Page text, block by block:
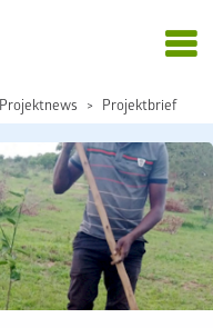
Projektnews Projektbrief